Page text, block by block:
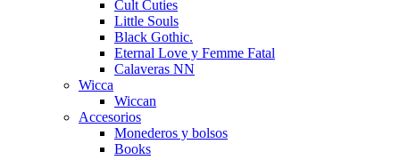
Cult Cuties
Little Souls
Black Gothic.
Eternal Love y Femme Fatal
Calaveras NN
Wicca
Wiccan
Accesorios
Monederos y bolsos
Books